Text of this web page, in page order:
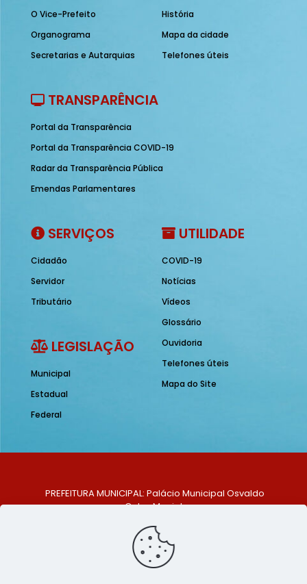
O Vice-Prefeito
Organograma
Secretarias e Autarquias
História
Mapa da cidade
Telefones úteis
TRANSPARÊNCIA
Portal da Transparência
Portal da Transparência COVID-19
Radar da Transparência Pública
Emendas Parlamentares
SERVIÇOS
Cidadão
Servidor
Tributário
LEGISLAÇÃO
Municipal
Estadual
Federal
UTILIDADE
COVID-19
Notícias
Vídeos
Glossário
Ouvidoria
Telefones úteis
Mapa do Site
PREFEITURA MUNICIPAL: Palácio Municipal Osvaldo
Celso Maciel
Centro, São Bento do Una - PE. CEP: 553370-128
TELEFONE: (81) 99548-1569
E-MAIL: ouvidoria@saobentodouna.pe.gov.br